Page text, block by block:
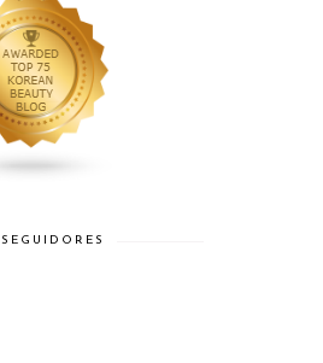
SEGUIDORES